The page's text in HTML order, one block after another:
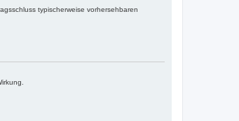
typischerweise vorhersehbaren